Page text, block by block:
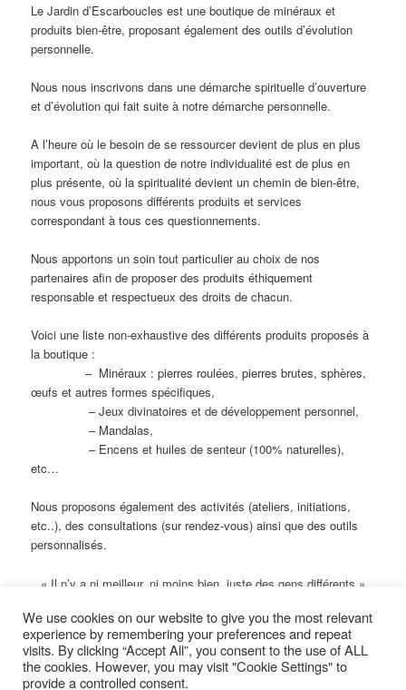
Le Jardin d’Escarboucles est une boutique de minéraux et
produits bien-être, proposant également des outils d’évolution
personnelle.
Nous nous inscrivons dans une démarche spirituelle d’ouverture
et d’évolution qui fait suite à notre démarche personnelle.
A l’heure où le besoin de se ressourcer devient de plus en plus
important, où la question de notre individualité est de plus en
plus présente, où la spiritualité devient un chemin de bien-être,
nous vous proposons différents produits et services
correspondant à tous ces questionnements.
Nous apportons un soin tout particulier au choix de nos
partenaires afin de proposer des produits éthiquement
responsable et respectueux des droits de chacun.
Voici une liste non-exhaustive des différents produits proposés à
la boutique :
– Minéraux : pierres roulées, pierres brutes, sphères,
œufs et autres formes spécifiques,
– Jeux divinatoires et de développement personnel,
– Mandalas,
– Encens et huiles de senteur (100% naturelles),
etc…
Nous proposons également des activités (ateliers, initiations,
etc..), des consultations (sur rendez-vous) ainsi que des outils
personnalisés.
« Il n’y a ni meilleur, ni moins bien, juste des gens différents »
Ce contenu a été publié dansblogparPapotar. Mettez-le en favori
avec sonpermalien.
We use cookies on our website to give you the most relevant
experience by remembering your preferences and repeat
visits. By clicking “Accept All”, you consent to the use of ALL
the cookies. However, you may visit "Cookie Settings" to
provide a controlled consent.